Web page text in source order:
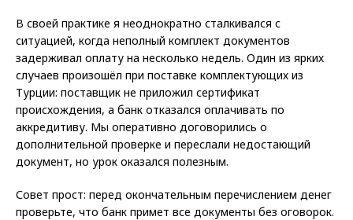
В своей практике я неоднократно сталкивался с
ситуацией, когда неполный комплект документов
задерживал оплату на несколько недель. Один из ярких
случаев произошёл при поставке комплектующих из
Турции: поставщик не приложил сертификат
происхождения, а банк отказался оплачивать по
аккредитиву. Мы оперативно договорились о
дополнительной проверке и переслали недостающий
документ, но урок оказался полезным.
Совет прост: перед окончательным перечислением денег
проверьте, что банк примет все документы без оговорок.